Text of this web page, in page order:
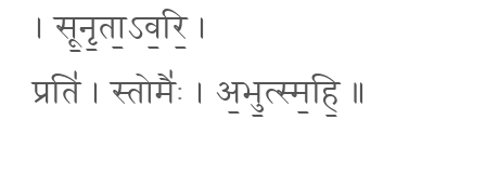
। सू॒नृ॒ता॒ऽव॒रि॒ ।
प्रति॑ । स्तोमैः॑ । अ॒भु॒त्स्म॒हि॒ ॥